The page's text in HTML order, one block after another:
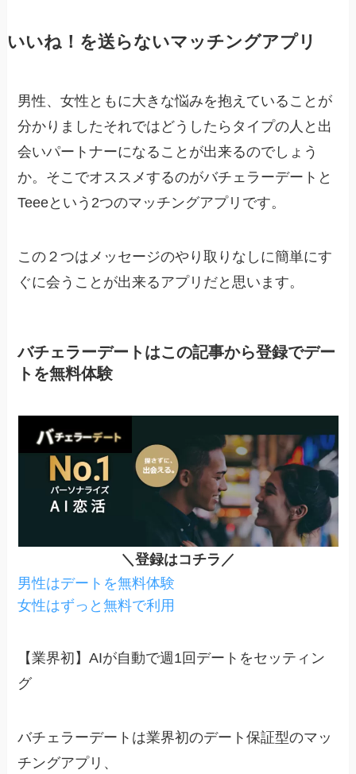
いいね！を送らないマッチングアプリ
男性、女性ともに大きな悩みを抱えていることが
分かりましたそれではどうしたらタイプの人と出
会いパートナーになることが出来るのでしょう
か。そこでオススメするのがバチェラーデートと
Teeeという2つのマッチングアプリです。
この２つはメッセージのやり取りなしに簡単にす
ぐに会うことが出来るアプリ だと思います。
バチェラーデートはこの記事から登録でデー
トを無料体験
＼登録はコチラ／
男性はデートを無料体験
女性はずっと無料で利用
【業界初】AIが自動で週1回デートをセッティン
グ
バチェラーデートは業界初のデート保証型のマッ
チングアプリ、